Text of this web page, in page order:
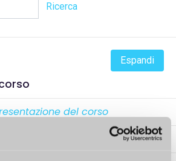
Ricerca
Espandi
del corso